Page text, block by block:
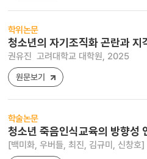
학위논문
청소년의 자기조직화 곤란과
권유진 고려대학교 대학원, 2025
원문보기
학술논문
청소년 죽음인식교육의 방향성
[백미화, 우버들, 최진, 김규미, 신창호]